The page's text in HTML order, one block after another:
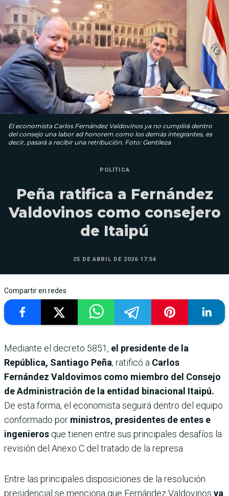
El economista Carlos Fernández Valdovinos ya no cumplirá dentro
del consejo una labor ad honorem como los demás integrantes, es
decir, pasará a recibir una retribución. Foto: Gentileza
POLÍTICA
Peña ratifica a Fernández
Valdovinos como consejero
de Itaipú
25 DE ABRIL DE 2026 17:54
Compartir en redes
Mediante el decreto 5851, el presidente de la
República, Santiago Peña, ratificó a Carlos
Fernández Valdovimos como miembro del Consejo
de Administración de la entidad binacional Itaipú.
De esta forma, el economista seguirá dentro del equipo
conformado por ministros, presidentes de entes e
ingenieros que tienen entre sus principales desafíos la
revisión del Anexo C del tratado de la represa.
Entre las principales disposiciones de la resolución
presidencial se menciona que Fernández Valdovinos ya